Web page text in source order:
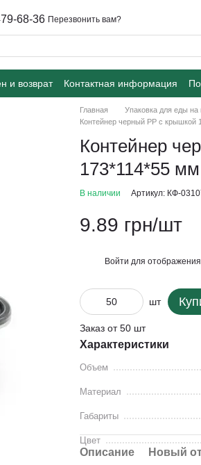
68-36 Перезвонить вам?
и возврат Контактная информация
Главная Упаковка для еды на
Контейнер черный РР с крышкой
Контейнер
173*114*55 мм
В наличии Артикул: КФ-
9.89 грн/шт
Войти для
шт
Заказ от 50 шт
Характеристики
Объем
Материал
Габариты
Цвет
Описание Новый